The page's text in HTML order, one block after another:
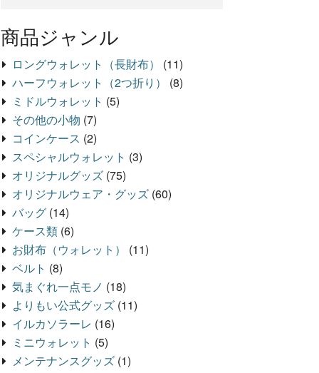
商品ジャンル
ロングウォレット（長財布）
(11)
ハーフウォレット（2つ折り）
(8)
ミドルウォレット (5)
その他の小物 (7)
コインケース (2)
スペシャルウォレット (3)
オリジナルグッズ (75)
オリジナルウェア・グッズ (60)
バッグ (14)
ケース類 (6)
お財布（ウォレット）
(11)
ベルト (8)
気まぐれ一点モノ (18)
よりもい公式グッズ (11)
イルカソラーレ (16)
ミニウォレット (5)
メンテナンスグッズ (1)